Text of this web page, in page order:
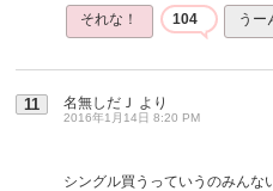
それな！ 104 うー
11 名無しだＪ より
2016年1月14日 8:20 PM
シングル買うっていうのみんな